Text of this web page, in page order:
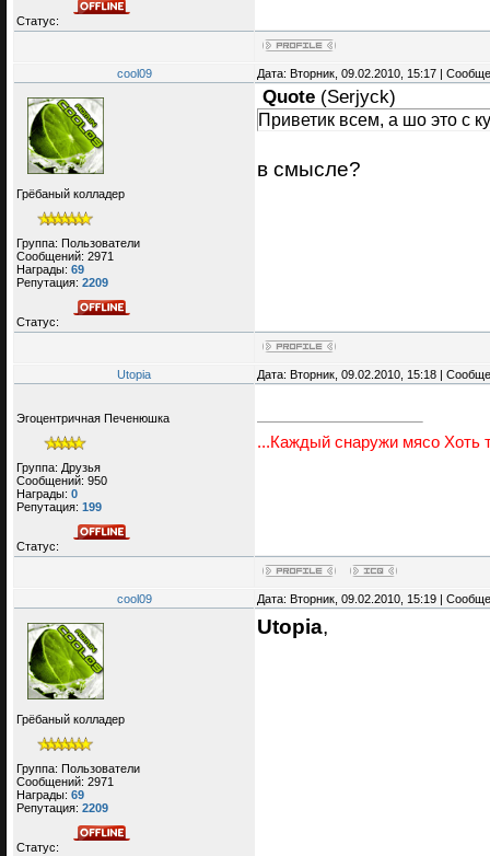
Статус:
cool09 Дата: Вторник, 09.02.2010, 15:17 |
Грёбаный колладер
Группа: Пользователи
Сообщений: 2971
Награды: 69
Репутация: 2209
Статус:
Quote (Serjyck)
Приветик всем, а шо это с
в смысле?
Utopia Дата: Вторник, 09.02.2010, 15:18 |
Эгоцентричная Печенюшка
Группа: Друзья
Сообщений: 950
Награды: 0
Репутация: 199
Статус:
...Каждый снаружи мясо Хоть
cool09 Дата: Вторник, 09.02.2010, 15:19 |
Грёбаный колладер
Группа: Пользователи
Сообщений: 2971
Награды: 69
Репутация: 2209
Статус:
Utopia,